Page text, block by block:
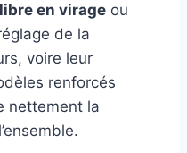
en virage ou
de la
voire leur
renforcés
nettement la